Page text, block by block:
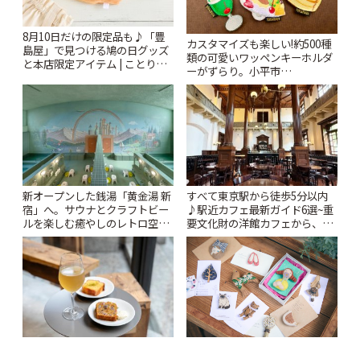
8月10日だけの限定品も♪「豊
島屋」で見つける鳩の日グッズ
と本店限定アイテム | ことりっ
カスタマイズも楽しい!約500種
類の可愛いワッペンキーホルダ
ーがずらり。小平市
「Kimamaya T&K」 | ことりっ
ぷ
新オープンした銭湯「黄金湯 新
宿」へ。サウナとクラフトビー
ルを楽しむ癒やしのレトロ空間
| ことりっぷ
すべて東京駅から徒歩5分以内
♪駅近カフェ最新ガイド6選~重
要文化財の洋館カフェから、改
札すぐのレトロ喫茶まで~ | こと
りっぷ